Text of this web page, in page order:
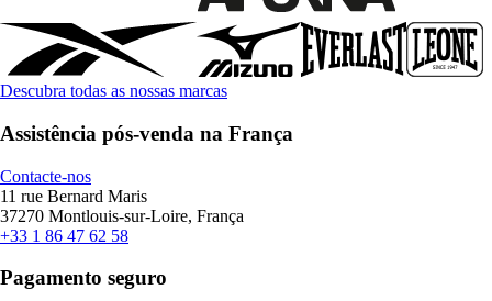
Descubra todas as nossas marcas
Assistência pós-venda na França
Contacte-nos
11 rue Bernard Maris
37270 Montlouis-sur-Loire, França
+33 1 86 47 62 58
Pagamento seguro